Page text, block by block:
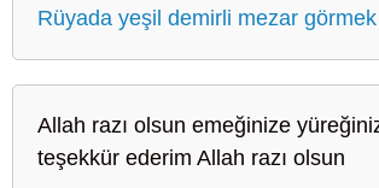
Rüyada yeşil demirli mezar görmek
Allah razı olsun emeğinize
teşekkür ederim Allah razı olsun